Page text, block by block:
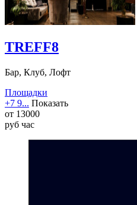
TREFF8
Бар, Клуб, Лофт
Площадки
+7 9... Показать
от 13000
руб час